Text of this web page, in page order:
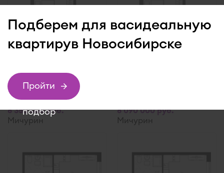
1-комнатная 37,95 м
8 350 000 руб.
Мичурин
8 090 000 руб.
Мичурин
Подберем для васидеальную
квартирув Новосибирске
Пройти
подбор